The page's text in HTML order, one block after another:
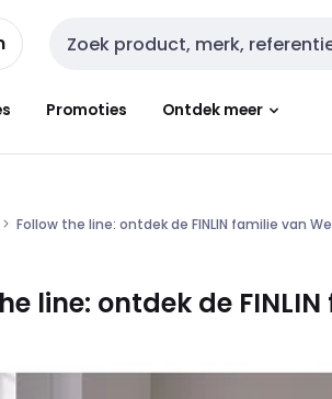
Zoekveld invoer
Promoties Ontdek meer
Follow the line: ontdek de FINLIN familie van
line: ontdek de